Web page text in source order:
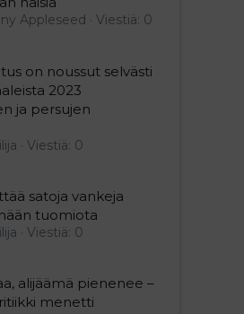
Appleseed
Viestiä: 0
on noussut selvästi
2023
ja persujen
Viestiä: 0
satoja vankeja
tuomiota
Viestiä: 0
alijäämä pienenee –
menetti